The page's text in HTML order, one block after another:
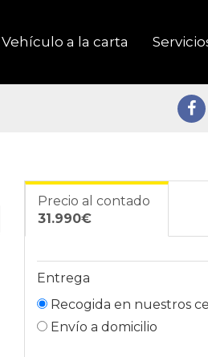
Vehículo a la carta
Precio al contado
31.990€
Entrega
Recogida en nuestros
Envío a domicilio